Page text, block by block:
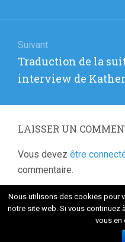
Suivant
Article
suivant
Traduction de la
interview de
LAISSER UN
Vous devez être
commentaire.
Nous utilisons des cookies pour
notre site web. Si vous continuez
vous en